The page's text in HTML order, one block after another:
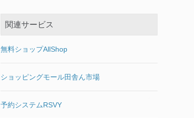
3分程度、1回の再起動だけでし
て、すぐにWindows Update画
（KB410372あたりでWindows
関連サービス
無料ショップAllShop
ショッピングモール田舎ん市場
予約システムRSVY